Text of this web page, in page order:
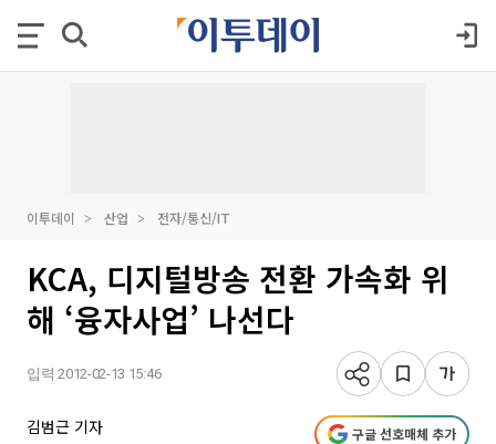
이투데이 산업 전자/통신/IT
KCA, 디지털방송 전환 가속화 위
해 ‘융자사업’ 나선다
입력 2012-02-13 15:46
김범근 기자 구글 선호매체 추가